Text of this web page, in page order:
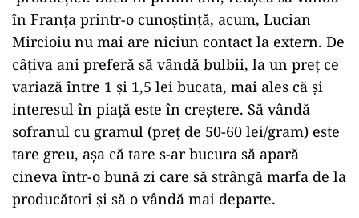
în Franța printr-o cunoștință, acum, Lucian
Mircioiu nu mai are niciun contact la extern. De
câțiva ani preferă să vândă bulbii, la un preț ce
variază între 1 și 1,5 lei bucata, mai ales că și
interesul în piață este în creștere. Să vândă
sofranul cu gramul (preț de 50-60 lei/gram) este
tare greu, așa că tare s-ar bucura să apară
cineva într-o bună zi care să strângă marfa de la
producători și să o vândă mai departe.